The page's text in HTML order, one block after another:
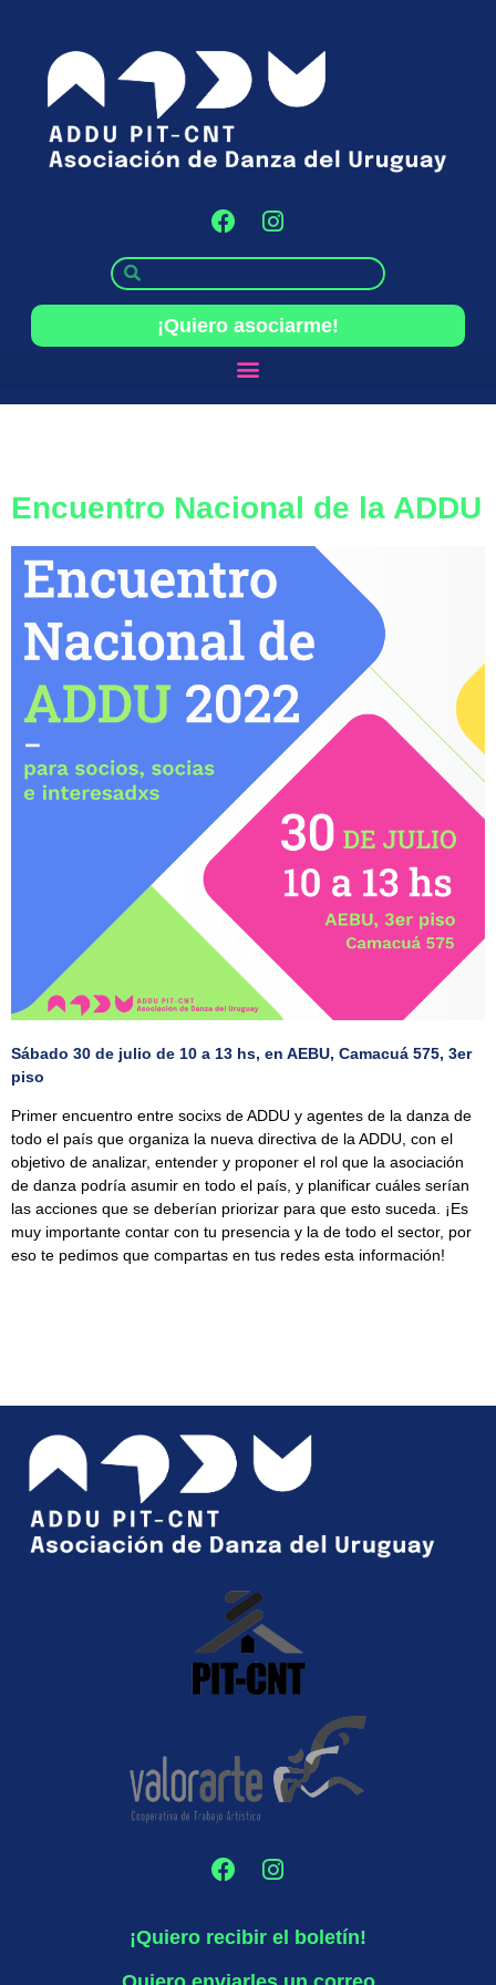
¡Quiero asociarme!
Encuentro Nacional de la ADDU
Sábado 30 de julio de 10 a 13 hs, en AEBU, Camacuá 575, 3er
piso
Primer encuentro entre socixs de ADDU y agentes de la danza de
todo el país que organiza la nueva directiva de la ADDU, con el
objetivo de analizar, entender y proponer el rol que la asociación
de danza podría asumir en todo el país, y planificar cuáles serían
las acciones que se deberían priorizar para que esto suceda. ¡Es
muy importante contar con tu presencia y la de todo el sector, por
eso te pedimos que compartas en tus redes esta información!
¡Quiero recibir el boletín!